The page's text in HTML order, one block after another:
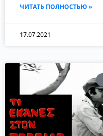
ЧИТАТЬ ПОЛНОСТЬЮ »
17.07.2021